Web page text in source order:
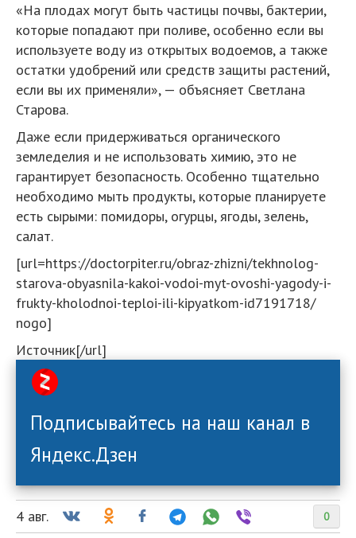
«На плодах могут быть частицы почвы, бактерии,
которые попадают при поливе, особенно если вы
используете воду из открытых водоемов, а также
остатки удобрений или средств защиты растений,
если вы их применяли», — объясняет Светлана
Старова.
Даже если придерживаться органического
земледелия и не использовать химию, это не
гарантирует безопасность. Особенно тщательно
необходимо мыть продукты, которые планируете
есть сырыми: помидоры, огурцы, ягоды, зелень,
салат.
[url=https://doctorpiter.ru/obraz-zhizni/tekhnolog-
starova-obyasnila-kakoi-vodoi-myt-ovoshi-yagody-i-
frukty-kholodnoi-teploi-ili-kipyatkom-id7191718/
nogo]
Источник[/url]
Подписывайтесь на наш канал в
Яндекс.Дзен
0
4 авг.